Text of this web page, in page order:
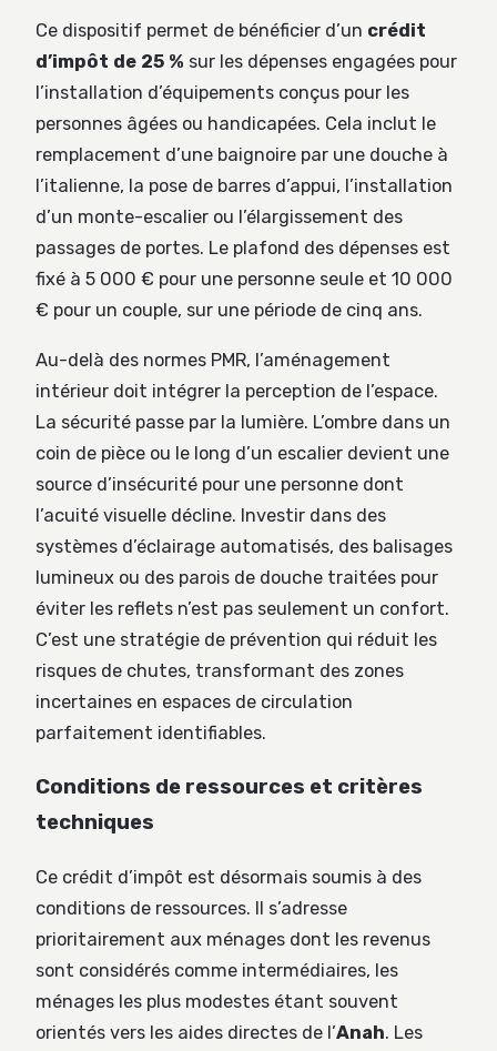
Ce dispositif permet de bénéficier d’un crédit
d’impôt de 25 % sur les dépenses engagées pour
l’installation d’équipements conçus pour les
personnes âgées ou handicapées. Cela inclut le
remplacement d’une baignoire par une douche à
l’italienne, la pose de barres d’appui, l’installation
d’un monte-escalier ou l’élargissement des
passages de portes. Le plafond des dépenses est
fixé à 5 000 € pour une personne seule et 10 000
€ pour un couple, sur une période de cinq ans.
Au-delà des normes PMR, l’aménagement
intérieur doit intégrer la perception de l’espace.
La sécurité passe par la lumière. L’ombre dans un
coin de pièce ou le long d’un escalier devient une
source d’insécurité pour une personne dont
l’acuité visuelle décline. Investir dans des
systèmes d’éclairage automatisés, des balisages
lumineux ou des parois de douche traitées pour
éviter les reflets n’est pas seulement un confort.
C’est une stratégie de prévention qui réduit les
risques de chutes, transformant des zones
incertaines en espaces de circulation
parfaitement identifiables.
Conditions de ressources et critères
techniques
Ce crédit d’impôt est désormais soumis à des
conditions de ressources. Il s’adresse
prioritairement aux ménages dont les revenus
sont considérés comme intermédiaires, les
ménages les plus modestes étant souvent
orientés vers les aides directes de l’Anah. Les